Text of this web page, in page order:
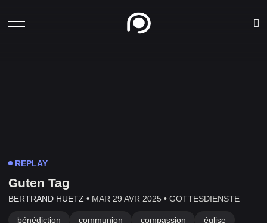
REPLAY
Guten Tag
BERTRAND HUETZ • MAR 29 AVR 2025 • GOTTESDIENSTE
bénédiction communion compassion
église